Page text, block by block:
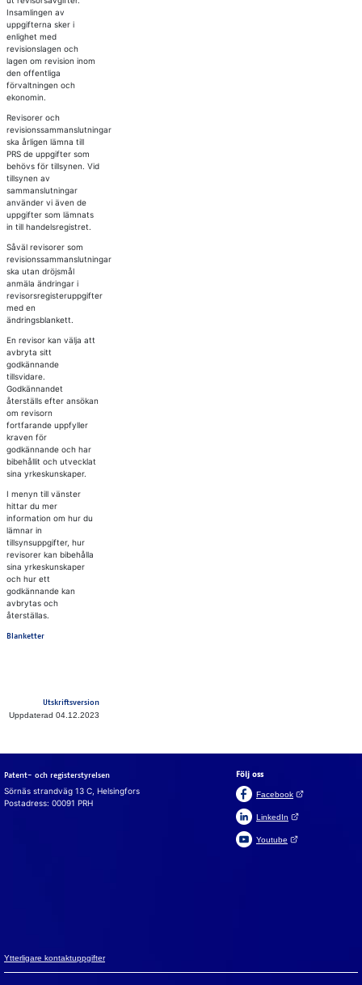
Insamlingen av
uppgifterna sker i
enlighet med
revisionslagen och
lagen om revision inom
den offentliga
förvaltningen och
ekonomin.
Revisorer och
revisionssammanslutningar
ska årligen lämna till
PRS de uppgifter som
behövs för tillsynen. Vid
tillsynen av
sammanslutningar
använder vi även de
uppgifter som lämnats
in till handelsregistret.
Såväl revisorer som
revisionssammanslutningar
ska utan dröjsmål
anmäla ändringar i
revisorsregisteruppgifter
med en
ändringsblankett.
En revisor kan välja att
avbryta sitt
godkännande
tillsvidare.
Godkännandet
återställs efter ansökan
om revisorn
fortfarande uppfyller
kraven för
godkännande och har
bibehållit och utvecklat
sina yrkeskunskaper.
I menyn till vänster
hittar du mer
information om hur du
lämnar in
tillsynsuppgifter, hur
revisorer kan bibehålla
sina yrkeskunskaper
och hur ett
godkännande kan
avbrytas och
återställas.
Blanketter
Utskriftsversion
Uppdaterad 04.12.2023
Patent- och registerstyrelsen
Sörnäs strandväg 13 C, Helsingfors
Postadress: 00091 PRH
Yt­ter­li­ga­re kon­takt­upp­gif­ter
Följ oss
Facebook(Öppnas i en ny
LinkedIn (Öppnas i en ny flik)
Youtube (Öppnas i en ny flik)